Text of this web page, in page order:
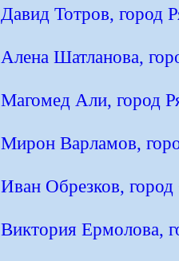
Давид Тотров, город
Алена Шатланова,
Магомед Али, город
Мирон Варламов,
Иван Обрезков,
Виктория Ермолова,